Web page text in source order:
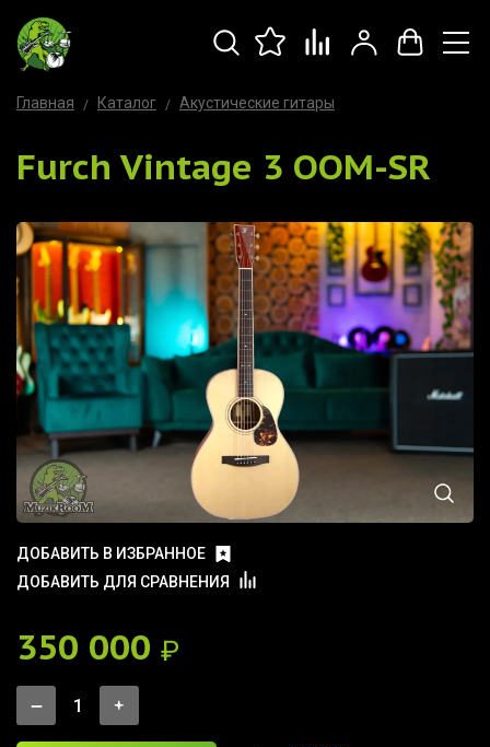
Главная Каталог Акустические гитары
Furch Vintage 3 OOM-SR
ДОБАВИТЬ В ИЗБРАННОЕ
ДОБАВИТЬ ДЛЯ СРАВНЕНИЯ
350 000 ₽